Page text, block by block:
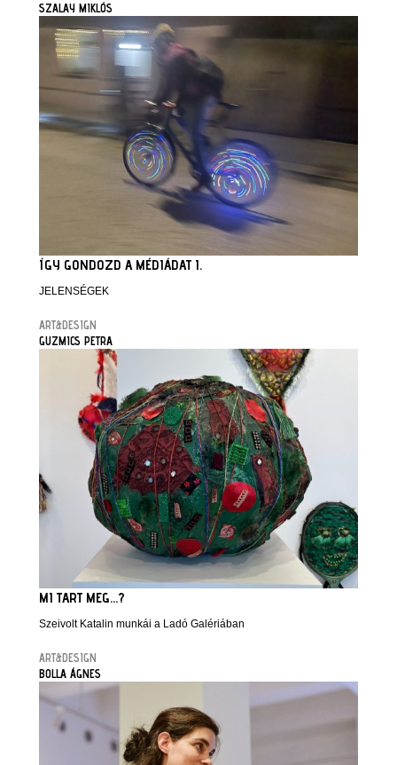
SZALAY MIKLÓS
ÍGY GONDOZD A MÉDIÁDAT I.
JELENSÉGEK
ART&DESIGN
GUZMICS PETRA
MI TART MEG...?
Szeivolt Katalin munkái a Ladó Galériában
ART&DESIGN
BOLLA ÁGNES